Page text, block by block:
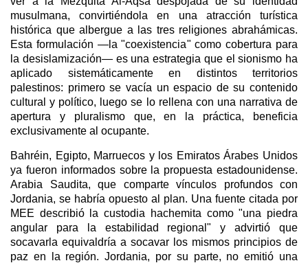
musulmana, convirtiéndola en una atracción turística
histórica que albergue a las tres religiones abrahámicas.
Esta formulación —la "coexistencia" como cobertura para
la desislamización— es una estrategia que el sionismo ha
aplicado sistemáticamente en distintos territorios
palestinos: primero se vacía un espacio de su contenido
cultural y político, luego se lo rellena con una narrativa de
apertura y pluralismo que, en la práctica, beneficia
exclusivamente al ocupante.
Bahréin, Egipto, Marruecos y los Emiratos Árabes Unidos
ya fueron informados sobre la propuesta estadounidense.
Arabia Saudita, que comparte vínculos profundos con
Jordania, se habría opuesto al plan. Una fuente citada por
MEE describió la custodia hachemita como "una piedra
angular para la estabilidad regional" y advirtió que
socavarla equivaldría a socavar los mismos principios de
paz en la región. Jordania, por su parte, no emitió una